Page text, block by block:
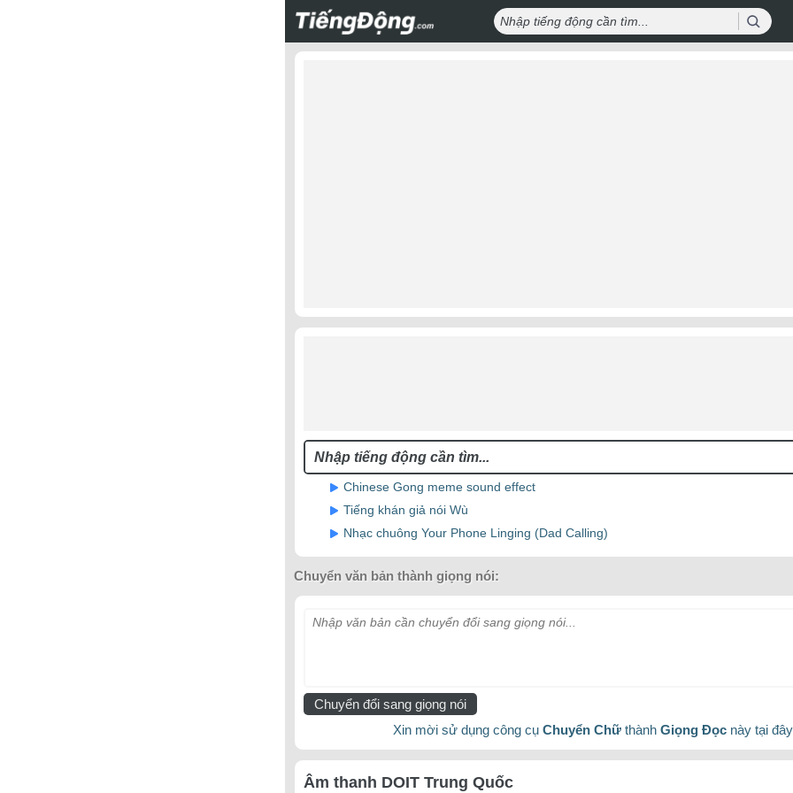
Chinese Gong meme sound effect
Tiếng khán giả nói Wù
Nhạc chuông Your Phone Linging (Dad Calling)
Chuyển văn bản thành giọng nói:
Nhập văn bản cần chuyển đổi sang giọng nói...
Chuyển đổi sang giọng nói
Xin mời sử dụng công cụ Chuyển Chữ thành Giọng Đọc này tại
Âm thanh DOIT Trung Quốc